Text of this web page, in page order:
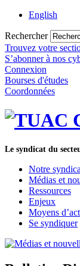
English
Rechercher
Trouvez votre
S’abonner à nos
Connexion
Bourses d'études
Coordonnées
Le syndicat du
Notre
Médias et
Ressources
Enjeux
Moyens
Se syndiquer